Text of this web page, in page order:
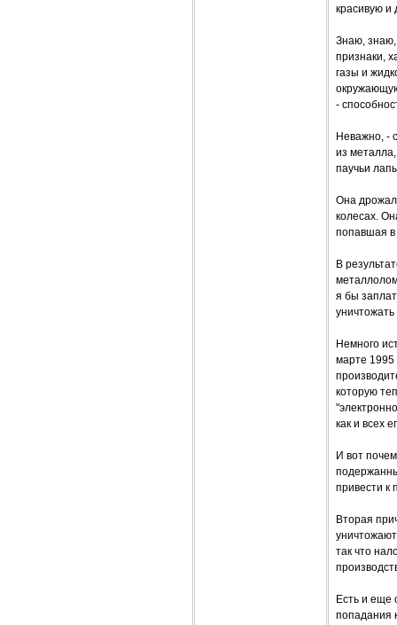
красивую и
Знаю, знаю,
признаки,
газы и
-
Неважно, -
из
паучьи
Она
колесах.
попавшая в
В
я бы
уничтожать
Немного
марте 1995
которую
как и всех
И вот
привести к
Вторая
так что
Есть и еще
попадания